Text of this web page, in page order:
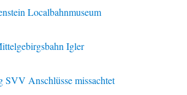
Localbahnmuseum
Igler
SVV Anschlüsse missachtet